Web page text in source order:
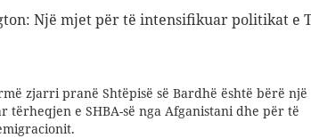
Një mjet për të intensifikuar politikat e
zjarri pranë Shtëpisë së Bardhë është bërë një
e SHBA-së nga Afganistani dhe për të